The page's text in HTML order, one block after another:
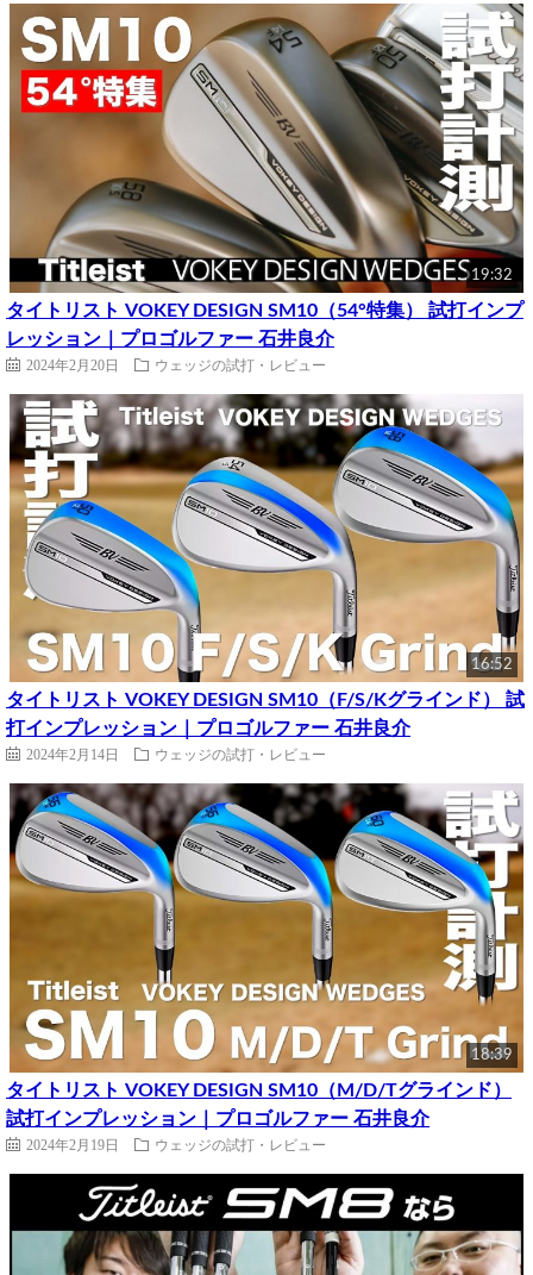
19:32
タイトリスト VOKEY DESIGN SM10（54°特集） 試打インプ
レッション｜プロゴルファー 石井良介
2024年2月20日 ウェッジの試打・レビュー
16:52
タイトリスト VOKEY DESIGN SM10（F/S/Kグラインド） 試
打インプレッション｜プロゴルファー 石井良介
2024年2月14日 ウェッジの試打・レビュー
18:39
タイトリスト VOKEY DESIGN SM10（M/D/Tグラインド）
試打インプレッション｜プロゴルファー 石井良介
2024年2月19日 ウェッジの試打・レビュー